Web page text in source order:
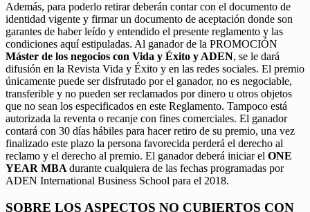
Además, para poderlo retirar deberán contar con el documento de
identidad vigente y firmar un documento de aceptación donde son
garantes de haber leído y entendido el presente reglamento y las
condiciones aquí estipuladas. Al ganador de la PROMOCIÓN
Máster de los negocios con Vida y Éxito y ADEN, se le dará
difusión en la Revista Vida y Éxito y en las redes sociales. El premio
únicamente puede ser disfrutado por el ganador, no es negociable,
transferible y no pueden ser reclamados por dinero u otros objetos
que no sean los especificados en este Reglamento. Tampoco está
autorizada la reventa o recanje con fines comerciales. El ganador
contará con 30 días hábiles para hacer retiro de su premio, una vez
finalizado este plazo la persona favorecida perderá el derecho al
reclamo y el derecho al premio. El ganador deberá iniciar el ONE
YEAR MBA durante cualquiera de las fechas programadas por
ADEN International Business School para el 2018.
SOBRE LOS ASPECTOS NO CUBIERTOS CON